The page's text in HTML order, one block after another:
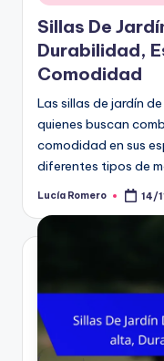
in
Sillas De
Durabilidad,
Comodidad
Las sillas de jardín
quienes buscan
comodidad en sus
diferentes tipos de
Posted
Lucía Romero 14/